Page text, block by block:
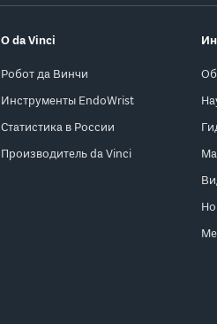
О da Vinci
Робот да Винчи
Инструменты EndoWrist
Статистика в России
Производитель da Vinci